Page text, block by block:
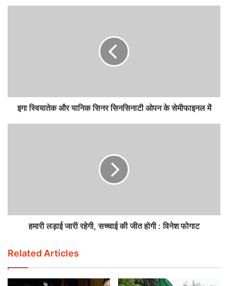
इगा स्वियातेक और यानिक सिनर सिनसिनाटी ओपन के सेमीफाइनल में
हमारी लड़ाई जारी रहेगी, सच्चाई की जीत होगी : विनेश फोगाट
Related Articles